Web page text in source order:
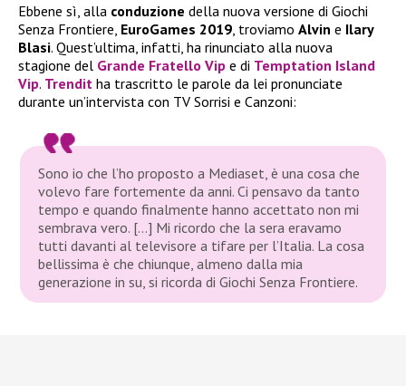
Ebbene sì, alla conduzione della nuova versione di Giochi
Senza Frontiere, EuroGames 2019 , troviamo Alvin e Ilary
Blasi. Quest’ultima, infatti, ha rinunciato alla nuova
stagione del Grande Fratello Vip e di Temptation Island
Vip. Trendit ha trascritto le parole da lei pronunciate
durante un’intervista con TV Sorrisi e Canzoni:
Sono io che l’ho proposto a Mediaset, è una cosa che
volevo fare fortemente da anni. Ci pensavo da tanto
tempo e quando finalmente hanno accettato non mi
sembrava vero. […] Mi ricordo che la sera eravamo
tutti davanti al televisore a tifare per l’Italia. La cosa
bellissima è che chiunque, almeno dalla mia
generazione in su, si ricorda di Giochi Senza Frontiere.